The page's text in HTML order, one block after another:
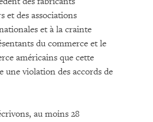
et des associations
et à la crainte
du commerce et le
américains que cette
une violation des accords de
au moins 28